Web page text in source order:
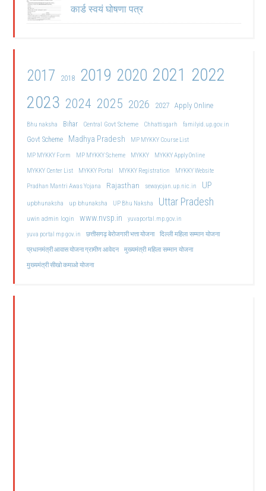
कार्ड स्वयं घोषणा पत्र
2017 2018 2019 2020 2021 2022
2023 2024 2025 2026 2027 Apply Online
Bhu naksha Bihar Central Govt Scheme Chhattisgarh familyid.up.gov.in
Govt Scheme Madhya Pradesh
MP MYKKY Course List
MP MYKKY Form
MP MYKKY Scheme MYKKY
MYKKY Apply Online
MYKKY Center List
MYKKY Portal MYKKY Registration
MYKKY Website
Pradhan Mantri Awas Yojana
Rajasthan sewayojan.up.nic.in UP
upbhunaksha up bhunaksha UP Bhu Naksha Uttar Pradesh
uwin admin login www.nvsp.in
yuvaportal.mp.gov.in
yuva portal mp gov.in
छत्तीसगढ़ बेरोजगारी भत्ता योजना दिल्ली महिला सम्मान योजना
प्रधानमंत्री आवास योजना ग्रामीण आवेदन मुख्यमंत्री महिला सम्मान योजना
मुख्यमंत्री सीखो कमाओ योजना